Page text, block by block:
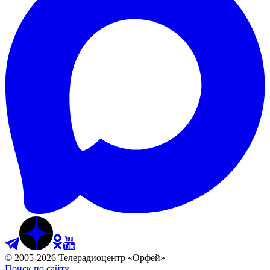
© 2005-2026 Телерадиоцентр «Орфей»